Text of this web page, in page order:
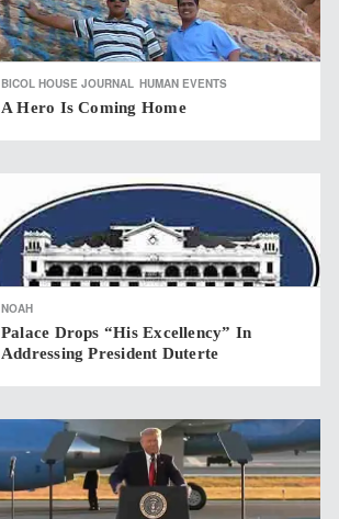
BICOL HOUSE JOURNAL HUMAN EVENTS
A Hero Is Coming Home
NOAH
Palace Drops “His Excellency” In
Addressing President Duterte